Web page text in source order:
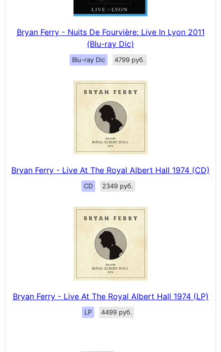
Bryan Ferry - Nuits De Fourvière: Live In Lyon 2011
(Blu-ray Dic)
Blu-ray Dic 4799 руб.
Bryan Ferry - Live At The Royal Albert Hall 1974 (CD)
CD 2349 руб.
Bryan Ferry - Live At The Royal Albert Hall 1974 (LP)
LP 4499 руб.